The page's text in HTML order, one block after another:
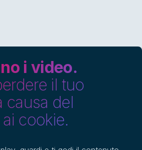
i video.
il tuo
causa del
cookie.